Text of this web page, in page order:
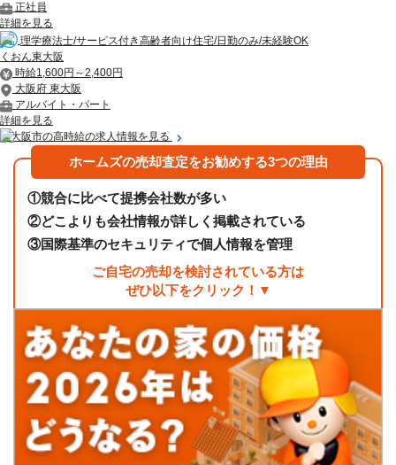
正社員
詳細を見る
理学療法士/サービス付き高齢者向け住宅/日勤のみ/未経験OK
くおん東大阪
時給1,600円～2,400円
大阪府 東大阪
アルバイト・パート
詳細を見る
東大阪市の高時給の求人情報を見る
ホームズの売却査定をお勧めする3つの理由
①競合に比べて提携会社数が多い
②どこよりも会社情報が詳しく掲載されている
③国際基準のセキュリティで個人情報を管理
ご自宅の売却を検討されている方は
ぜひ以下をクリック！▼